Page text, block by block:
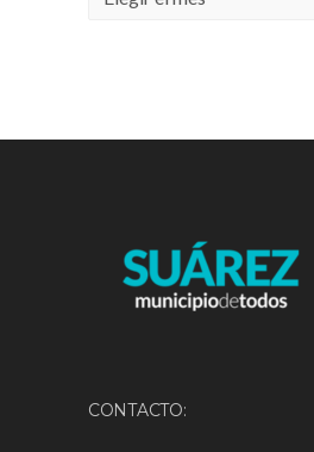
CONTACTO: